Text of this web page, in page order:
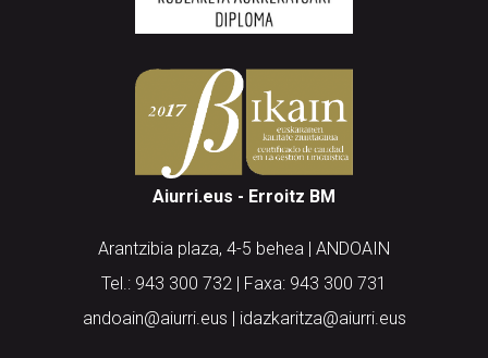
Aiurri.eus - Erroitz BM
Arantzibia plaza, 4-5 behea | ANDOAIN
Tel.: 943 300 732 | Faxa: 943 300 731
andoain@aiurri.eus | idazkaritza@aiurri.eus